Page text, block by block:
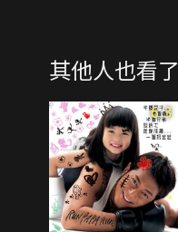
其他人也看了
6.3